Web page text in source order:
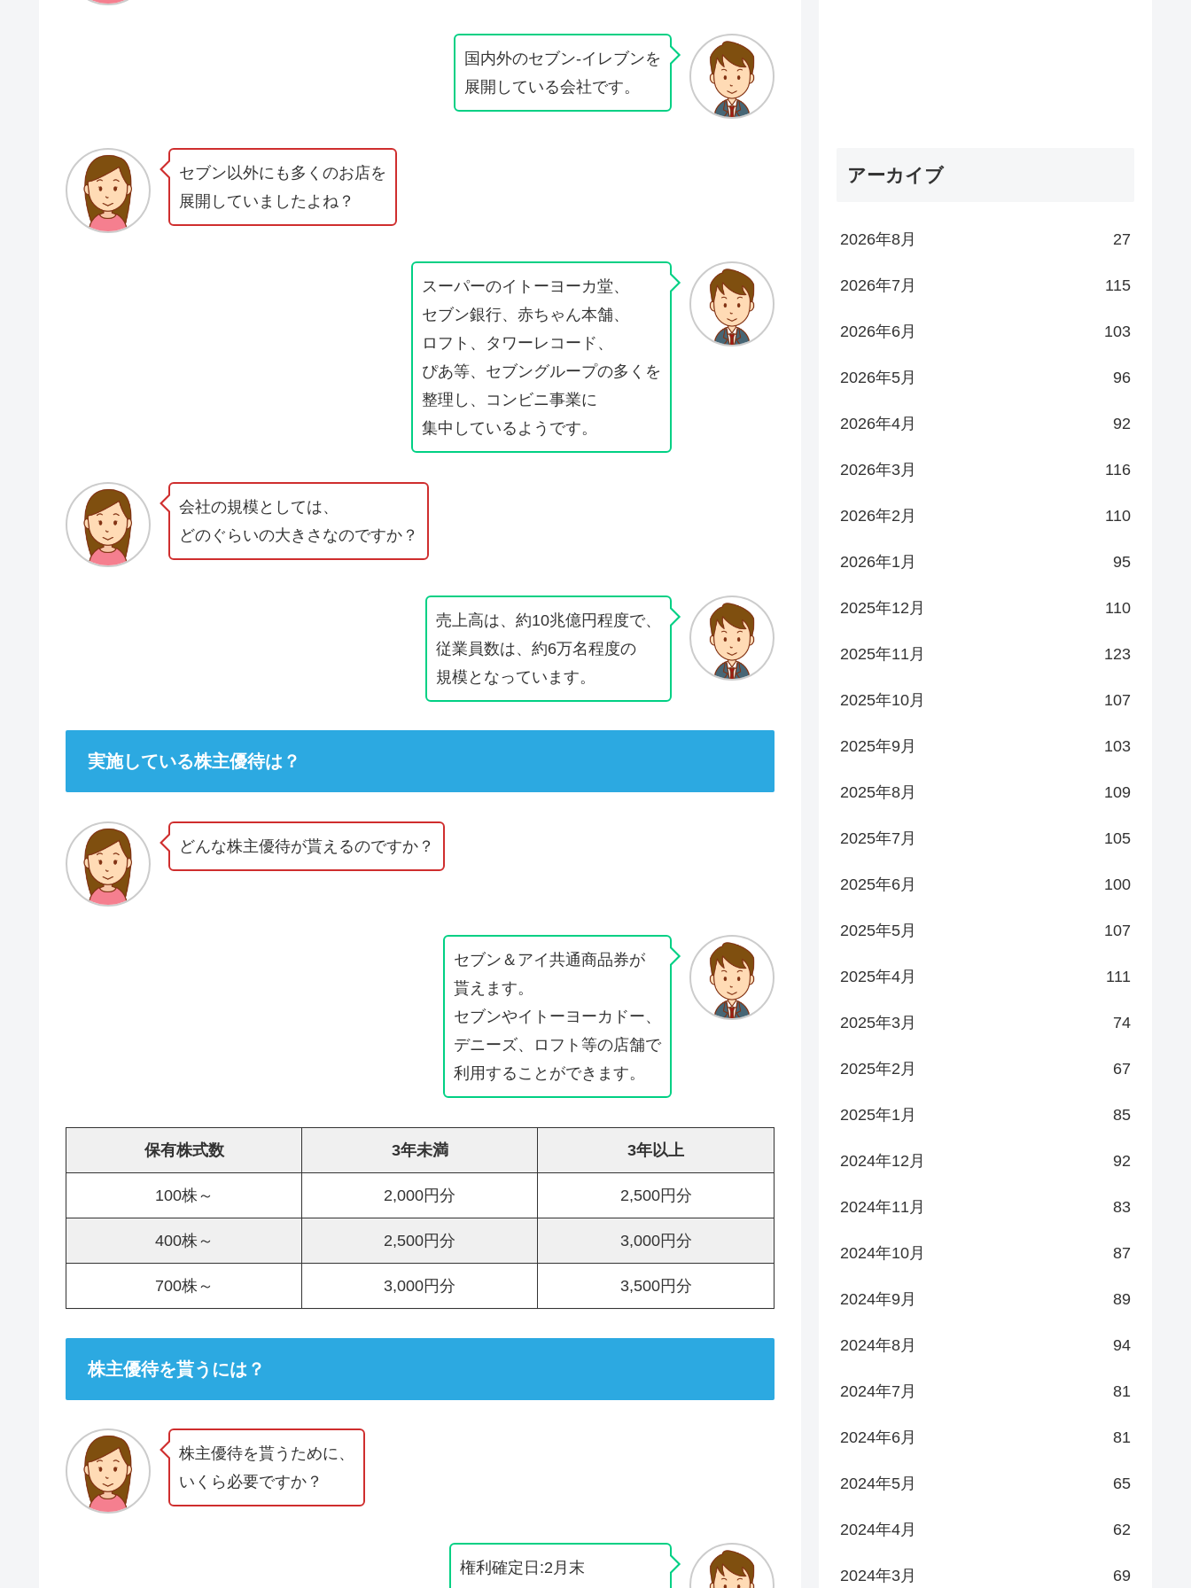
国内外のセブン‐イレブンを
展開している会社です。
セブン以外にも多くのお店を
展開していましたよね？
スーパーのイトーヨーカ堂、
セブン銀行、赤ちゃん本舗、
ロフト、タワーレコード、
ぴあ等、セブングループの多くを
整理し、コンビニ事業に
集中しているようです。
会社の規模としては、
どのぐらいの大きさなのですか？
売上高は、約10兆億円程度で、
従業員数は、約6万名程度の
規模となっています。
実施している株主優待は？
どんな株主優待が貰えるのですか？
セブン＆アイ共通商品券が
貰えます。
セブンやイトーヨーカドー、
デニーズ、ロフト等の店舗で
利用することができます。
保有株式数 3年未満 3年以上
100株～ 2,000円分 2,500円分
400株～ 2,500円分 3,000円分
700株～ 3,000円分 3,500円分
株主優待を貰うには？
株主優待を貰うために、
いくら必要ですか？
権利確定日:2月末
アーカイブ
2026年8月 27
2026年7月 115
2026年6月 103
2026年5月 96
2026年4月 92
2026年3月 116
2026年2月 110
2026年1月 95
2025年12月 110
2025年11月 123
2025年10月 107
2025年9月 103
2025年8月 109
2025年7月 105
2025年6月 100
2025年5月 107
2025年4月 111
2025年3月 74
2025年2月 67
2025年1月 85
2024年12月 92
2024年11月 83
2024年10月 87
2024年9月 89
2024年8月 94
2024年7月 81
2024年6月 81
2024年5月 65
2024年4月 62
2024年3月 69